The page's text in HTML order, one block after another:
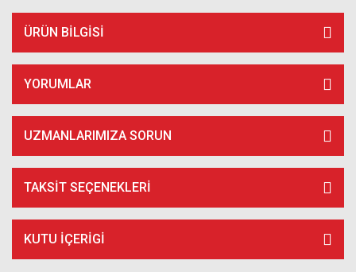
ÜRÜN BILGISI
YORUMLAR
UZMANLARIMIZA SORUN
TAKSIT SEÇENEKLERI
KUTU İÇERİGİ